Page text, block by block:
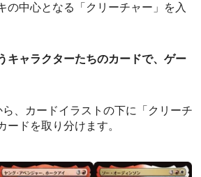
の中心となる「クリーチャー」を入
キャラクターたちのカードで、ゲー
、カードイラストの下に「クリーチ
ードを取り分けます。